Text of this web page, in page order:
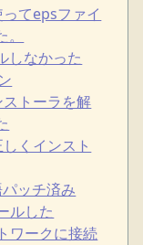
てepsファイ
しなかった
トーラを解
くインスト
ッチ済み
ルした
ワークに接続